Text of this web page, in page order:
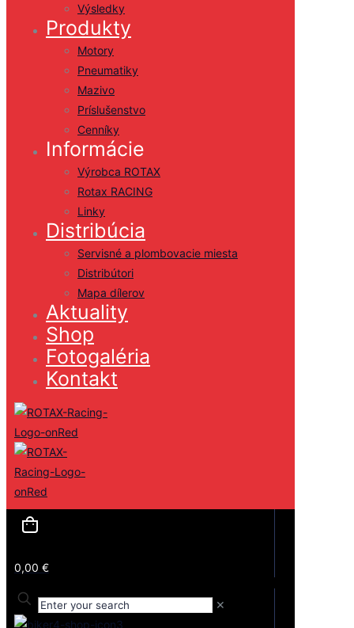
Výsledky
Produkty
Motory
Pneumatiky
Mazivo
Príslušenstvo
Cenníky
Informácie
Výrobca ROTAX
Rotax RACING
Linky
Distribúcia
Servisné a plombovacie miesta
Distribútori
Mapa dílerov
Aktuality
Shop
Fotogaléria
Kontakt
0,00 €
✕